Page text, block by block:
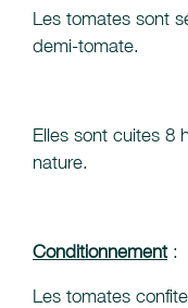
Les tomates sont
demi-tomate.
Elles sont cuites 8
nature.
Conditionnement:
Les tomates